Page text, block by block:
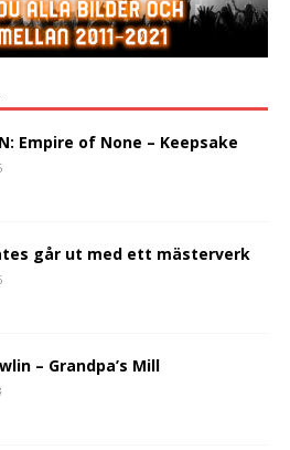
Empire of None – Keepsake
går ut med ett mästerverk
– Grandpa’s Mill